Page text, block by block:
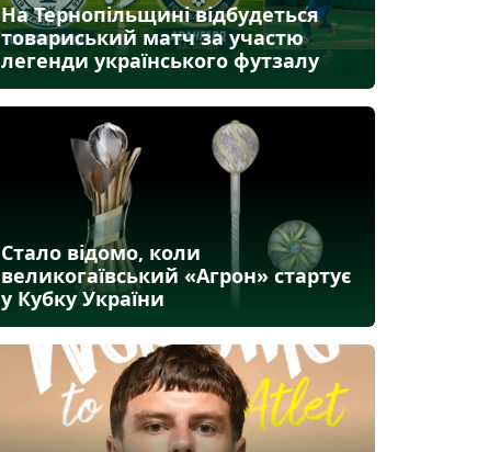
На Тернопільщині відбудеться
товариський матч за участю
легенди українського футзалу
Стало відомо, коли
великогаївський «Агрон» стартує
у Кубку України